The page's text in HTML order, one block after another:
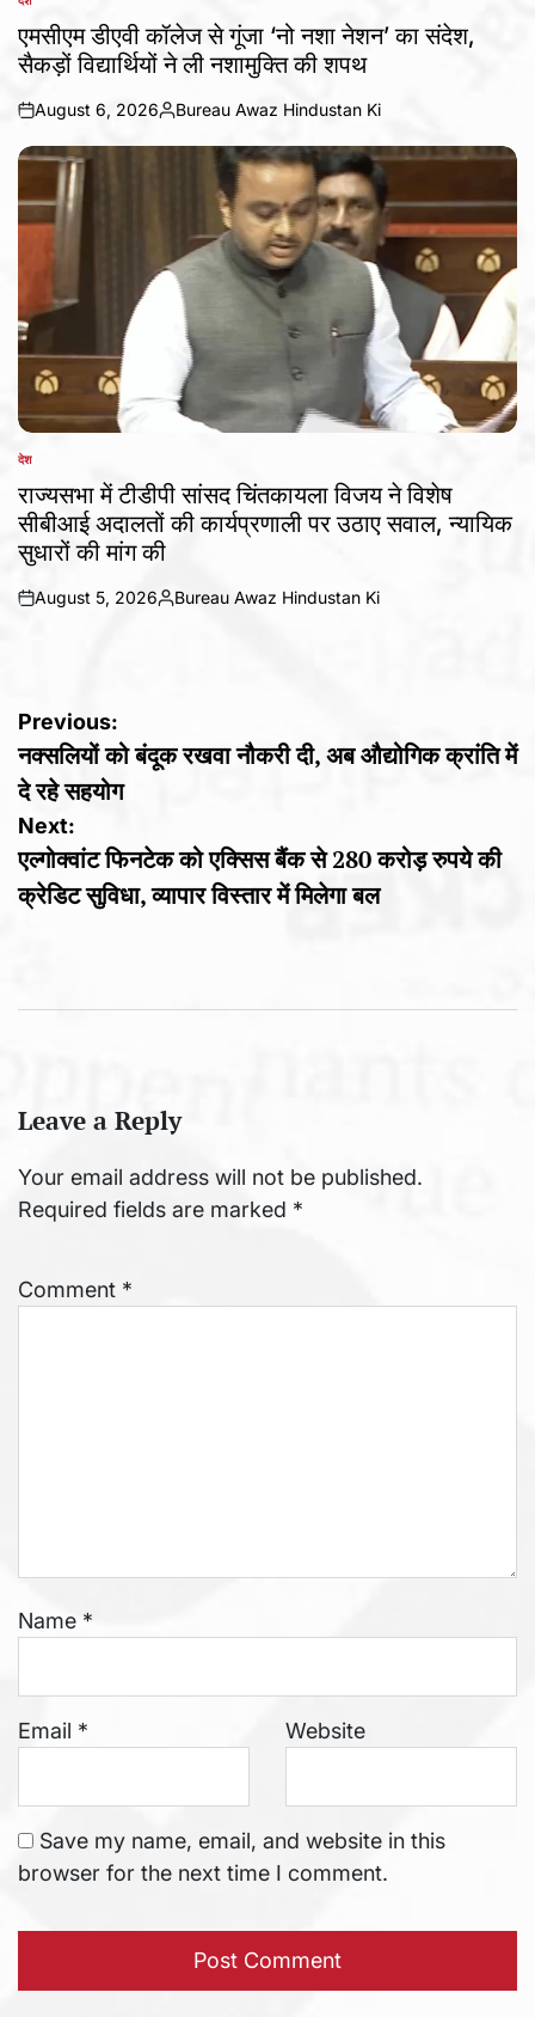
POSTED
IN
एमसीएम डीएवी कॉलेज से गूंजा ‘नो नशा नेशन’ का संदेश,
सैकड़ों विद्यार्थियों ने ली नशामुक्ति की शपथ
on
August 6, 2026
Posted
by
Bureau Awaz Hindustan Ki
POSTED
IN
देश
राज्यसभा में टीडीपी सांसद चिंतकायला विजय ने विशेष
सीबीआई अदालतों की कार्यप्रणाली पर उठाए सवाल, न्यायिक
सुधारों की मांग की
on
August 5, 2026
Posted
Bureau Awaz Hindustan Ki
Post
navigation
Previous:
नक्सलियों को बंदूक रखवा नौकरी दी, अब औद्योगिक क्रांति में
दे रहे सहयोग
Next:
एल्गोक्वांट फिनटेक को एक्सिस बैंक से 280 करोड़ रुपये की
क्रेडिट सुविधा, व्यापार विस्तार में मिलेगा बल
Leave a Reply
Your email address will not be published.
Required fields are marked *
Comment *
Name *
Email * Website
Save my name, email, and website in this
browser for the next time I comment.